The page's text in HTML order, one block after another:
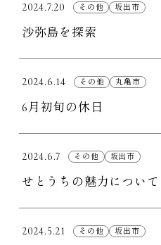
2024.7.20 その他 坂出市
沙弥島を探索
2024.6.14 その他 丸亀市
6月初旬の休日
2024.6.7 その他 坂出市
せとうちの魅力について
2024.5.21 その他 坂出市